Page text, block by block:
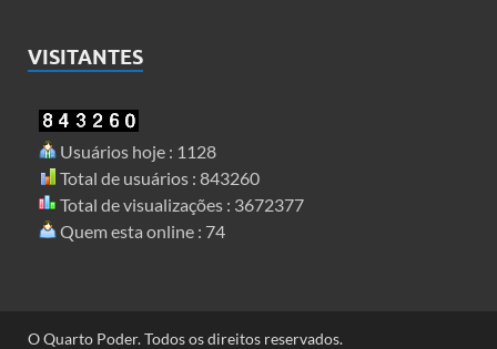
VISITANTES
Usuários hoje : 1128
Total de usuários : 843260
Total de visualizações : 3672377
Quem esta online : 74
O Quarto Poder. Todos os direitos reservados.